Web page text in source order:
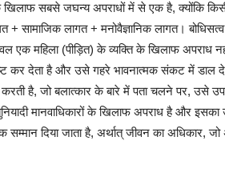
खिलाफ सबसे जघन्य अपराधों में से एक है, क्योंकि
सामाजिक लागत + मनोवैज्ञानिक लागत।
एक महिला (पीड़ित) के व्यक्ति के खिलाफ
कर देता है और उसे गहरे भावनात्मक संकट में
करती है, जो बलात्कार के बारे में पता चलने पर, उसे
मानवाधिकारों के खिलाफ अपराध है और
दिया जाता है, अर्थात् जीवन का अधिकार,